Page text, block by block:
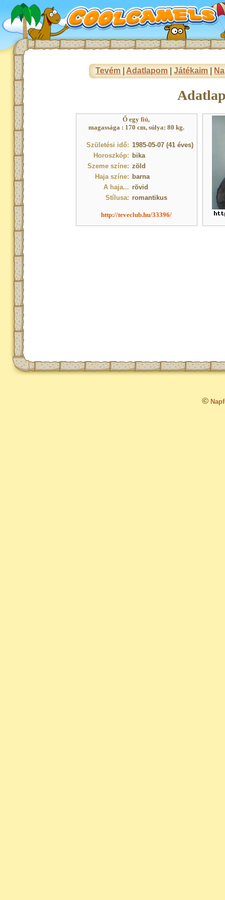
Tevém Adatlapom |Játékaim
Ő egyfiú,
magassága : 170 cm, súlya: 80 kg.
Születési idő: 1985-05-07 (41 éves)
Horoszkóp: bika
Szeme színe: zöld
Haja színe: barna
A haja... rövid
Stílusa: romantikus
http://teveclub.hu/33396/
©